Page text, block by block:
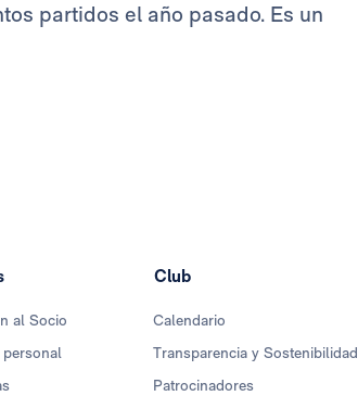
partidos el año pasado. Es un
al Socio
personal
Club
Calendario
Transparencia y Sostenibilidad
Patrocinadores